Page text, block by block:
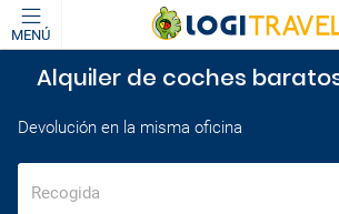
MENÚ
Alquiler de coches
Devolución en la misma oficina
Recogida